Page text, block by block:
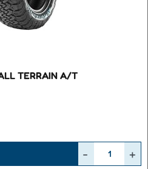
TERRAIN A/T